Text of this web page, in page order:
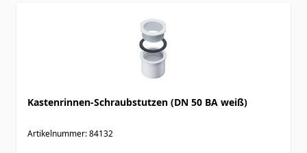
Kastenrinnen-Schraubstutzen (DN 50 BA weiß)
Artikelnummer: 84132